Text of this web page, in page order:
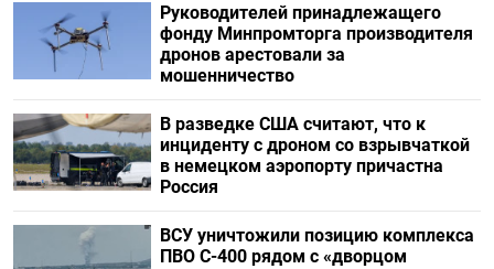
Руководителей принадлежащего
фонду Минпромторга производителя
дронов арестовали за
мошенничество
В разведке США считают, что к
инциденту с дроном со взрывчаткой
в немецком аэропорту причастна
Россия
ВСУ уничтожили позицию комплекса
ПВО С-400 рядом с «дворцом